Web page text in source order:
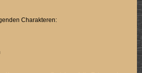
Charakteren: